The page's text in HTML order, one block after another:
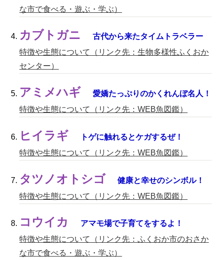
な市で食べる・遊ぶ・学ぶ）
カブトガニ古代から来たタイムトラベラー
特徴や生態について（リンク先：生物多様性ふくおか
センター）
アミメハギ愛嬌たっぷりのかくれんぼ名人！
特徴や生態について（リンク先：WEB魚図鑑）
ヒイラギ
トゲに触れるとケガするぜ！
特徴や生態について（リンク先：WEB魚図鑑）
タツノオトシゴ健康と幸せのシンボル！
特徴や生態について（リンク先：WEB魚図鑑）
コウイカ
アマモ場で子育てをするよ！
特徴や生態について（リンク先：ふくおか市のおさか
な市で食べる・遊ぶ・学ぶ）